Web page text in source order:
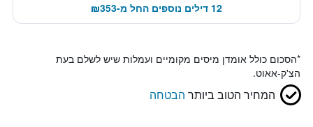
12 דילים נוספים החל מ-₪353
*הסכום כולל אומדן מיסים מקומיים ועמלות שיש לשלם בעת
הצ'ק-אאוט.
המחיר הטוב ביותר הבטחה